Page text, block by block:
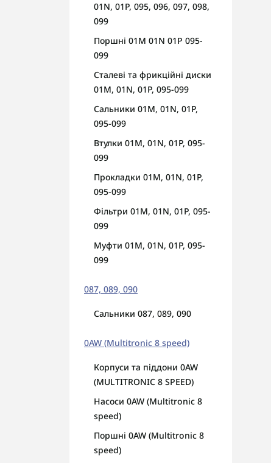
01N, 01P, 095, 096, 097, 098,
099
Поршні 01M 01N 01P 095-
099
Сталеві та фрикційні диски
01M, 01N, 01P, 095-099
Сальники 01M, 01N, 01P,
095-099
Втулки 01M, 01N, 01P, 095-
099
Прокладки 01M, 01N, 01P,
095-099
Фільтри 01M, 01N, 01P, 095-
099
Муфти 01M, 01N, 01P, 095-
099
087, 089, 090
Сальники 087, 089, 090
0AW (Multitronic 8 speed)
Корпуси та піддони 0AW
(MULTITRONIC 8 SPEED)
Насоси 0AW (Multitronic 8
speed)
Поршні 0AW (Multitronic 8
speed)